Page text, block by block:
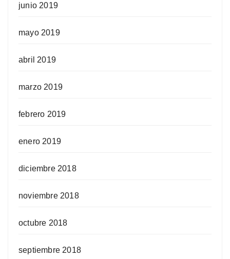
junio 2019
mayo 2019
abril 2019
marzo 2019
febrero 2019
enero 2019
diciembre 2018
noviembre 2018
octubre 2018
septiembre 2018